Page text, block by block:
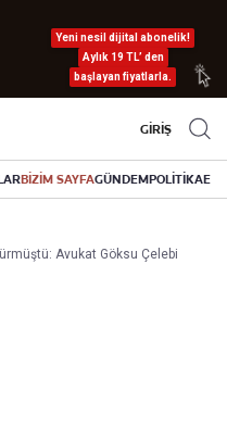
Yeni nesil dijital abonelik!
Aylık 19 TL’ den
başlayan fiyatlarla.
GİRİŞ
BİZİM SAYFAGÜNDEMPOLİTİKA
Avukat Göksu Çelebi